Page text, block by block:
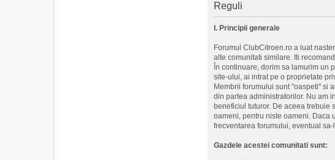
Reguli
I. Principii generale
Forumul ClubCitroen.ro a luat
alte comunitati similare. Iti
În continuare, dorim sa lamurim un
site-ului, ai intrat pe o proprietate
Membrii forumului sunt "oaspeti" si
din partea administratorilor. Nu am
beneficiul tuturor. De aceea trebuie
oameni, pentru niste oameni. Daca
frecventarea forumului, eventual
Gazdele acestei comunitati sunt: